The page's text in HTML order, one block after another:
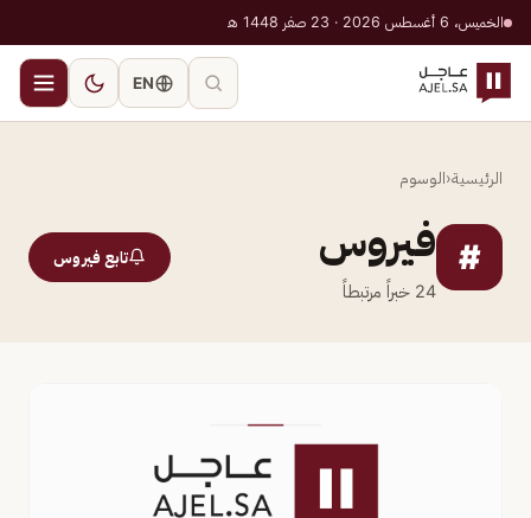
الخميس، 6 أغسطس 2026 · 23 صفر 1448 هـ
EN
الرئيسية‹الوسوم
# فيروس
24 خبراً مرتبطاً
تابع فيروس